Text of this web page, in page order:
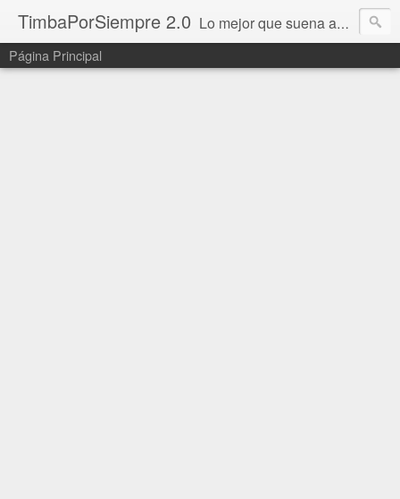
TimbaPorSiempre 2.0 Lo mejor que suena ahora!!!
Página Principal